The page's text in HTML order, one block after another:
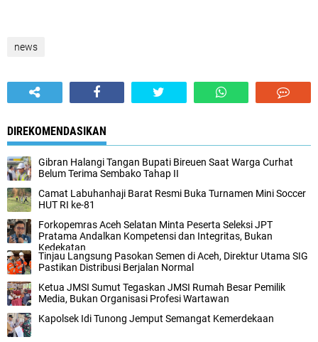
news
DIREKOMENDASIKAN
Gibran Halangi Tangan Bupati Bireuen Saat Warga Curhat
Belum Terima Sembako Tahap II
Camat Labuhanhaji Barat Resmi Buka Turnamen Mini Soccer
HUT RI ke-81
Forkopemras Aceh Selatan Minta Peserta Seleksi JPT
Pratama Andalkan Kompetensi dan Integritas, Bukan
Kedekatan
‎Tinjau Langsung Pasokan Semen di Aceh, ‎Direktur Utama SIG
Pastikan Distribusi Berjalan Normal ‎
Ketua JMSI Sumut Tegaskan JMSI Rumah Besar Pemilik
Media, Bukan Organisasi Profesi Wartawan
Kapolsek Idi Tunong Jemput Semangat Kemerdekaan